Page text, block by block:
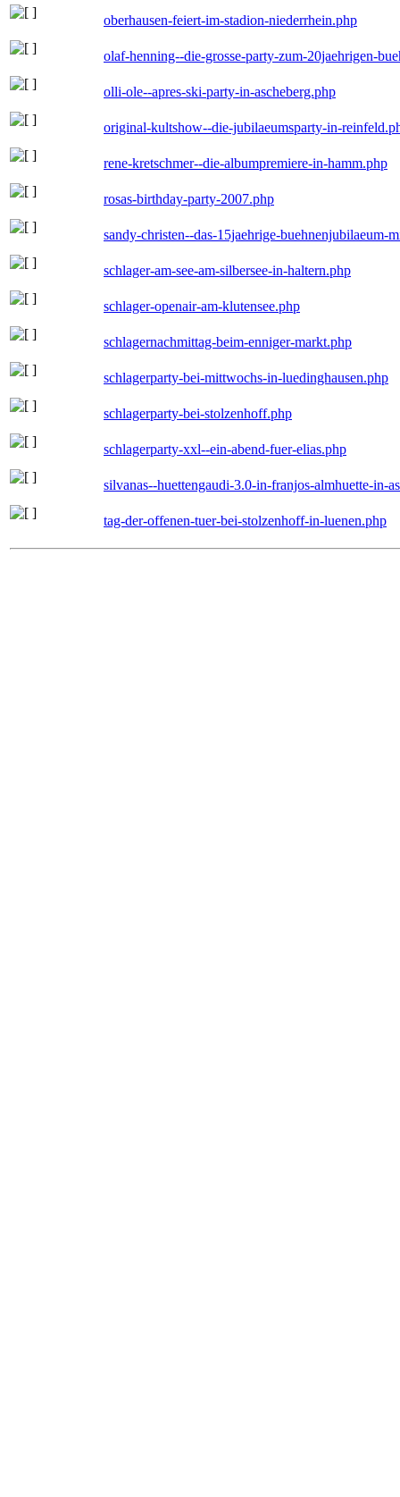
oberhausen-feiert-im-stadion-niederrhein.php
olaf-henning--die-grosse-party-zum-20jaehrigen-
olli-ole--apres-ski-party-in-ascheberg.php
original-kultshow--die-jubilaeumsparty-in-
rene-kretschmer--die-albumpremiere-in-hamm.php
rosas-birthday-party-2007.php
sandy-christen--das-15jaehrige-buehnenjubilaeum-
schlager-am-see-am-silbersee-in-haltern.php
schlager-openair-am-klutensee.php
schlagernachmittag-beim-enniger-markt.php
schlagerparty-bei-mittwochs-in-luedinghausen.php
schlagerparty-bei-stolzenhoff.php
schlagerparty-xxl--ein-abend-fuer-elias.php
silvanas--huettengaudi-3.0-in-franjos-almhuette-in-
tag-der-offenen-tuer-bei-stolzenhoff-in-luenen.php